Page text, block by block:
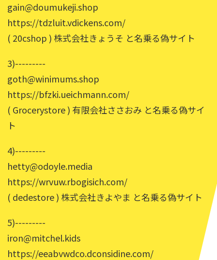
gain@doumukeji.shop
https://tdzluit.vdickens.com/
( 20cshop ) 株式会社きょうそ と名乗る偽サイト
3)---------
goth@winimums.shop
https://bfzki.ueichmann.com/
( Grocerystore ) 有限会社ささおみ と名乗る偽サイ
ト
4)---------
hetty@odoyle.media
https://wrvuw.rbogisich.com/
( dedestore ) 株式会社きよやま と名乗る偽サイト
5)---------
iron@mitchel.kids
https://eeabvwdco.dconsidine.com/